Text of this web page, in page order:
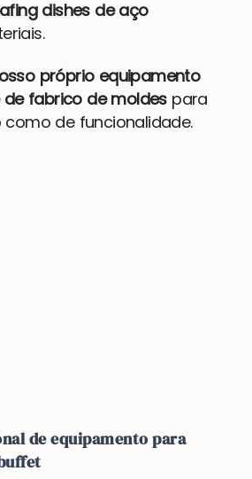
dishes de aço
próprio equipamento
de fabrico de moldespara
de funcionalidade.
de equipamento para